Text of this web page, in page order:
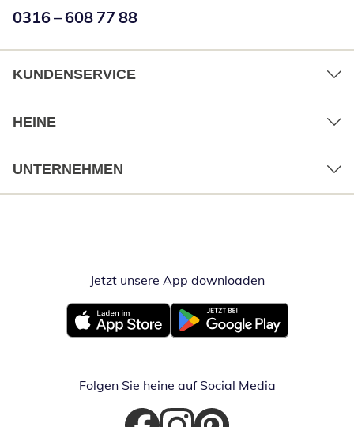
Numéro de téléphone:
0316 – 608 77 88
KUNDENSERVICE
HEINE
UNTERNEHMEN
Jetzt unsere App downloadenÖffnet in
Öffnet in neuem FensterÖffnet in neuem Fenster
Folgen Sie heine auf Social Media